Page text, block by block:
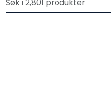
Skip to main content
Registrer deg som